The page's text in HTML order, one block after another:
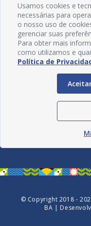
© Copyright 2018 -
BA |
Usamos cookies e
necessárias para
o nosso uso de
gerenciar suas
Para obter mais
como utilizamos e
Política de